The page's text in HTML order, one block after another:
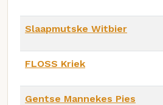
Slaapmutske Witbier
FLOSS Kriek
Gentse Mannekes Pies